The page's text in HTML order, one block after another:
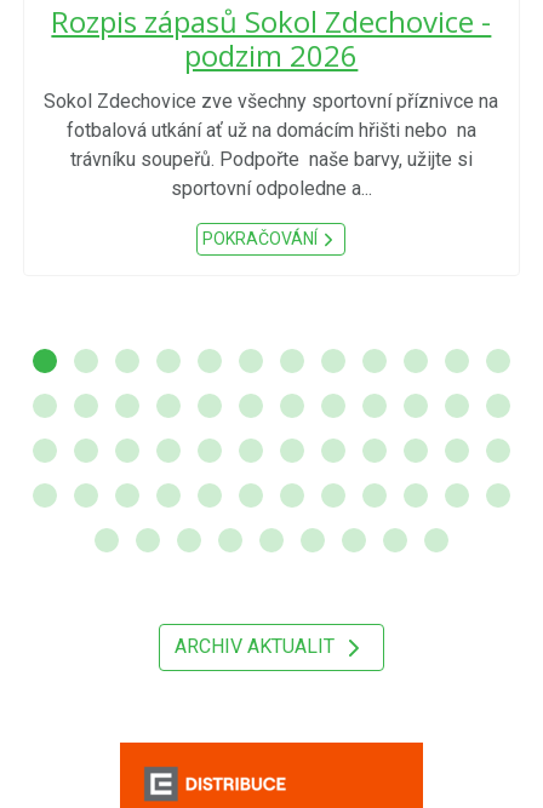
Rozpis zápasů Sokol Zdechovice -
podzim 2026
Sokol Zdechovice zve všechny sportovní příznivce na
fotbalová utkání ať už na domácím hřišti nebo na
trávníku soupeřů. Podpořte naše barvy, užijte si
sportovní odpoledne a...
POKRAČOVÁNÍ
ARCHIV AKTUALIT